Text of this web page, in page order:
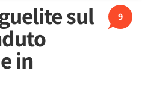
9
sul
in